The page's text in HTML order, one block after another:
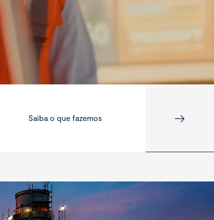
Saiba o que fazemos